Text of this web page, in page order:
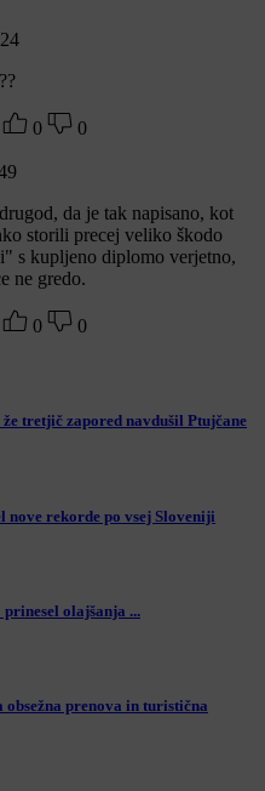
0 0
da je tak napisano, kot
storili precej veliko škodo
s kupljeno diplomo verjetno,
ne gredo.
0 0
tretjič zapored navdušil Ptujčane
nove rekorde po vsej Sloveniji
prinesel olajšanja ...
prenova in turistična